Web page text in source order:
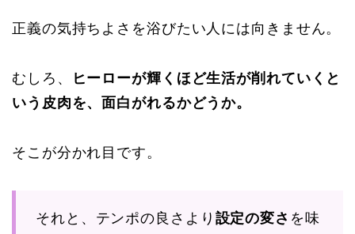
正義の気持ちよさを浴びたい人には向きません。
むしろ、
ヒーローが輝くほど生活が削れていくと
いう皮肉を、面白がれるかどうか。
そこが分かれ目です。
それと、テンポの良さより 設定の変さ を味